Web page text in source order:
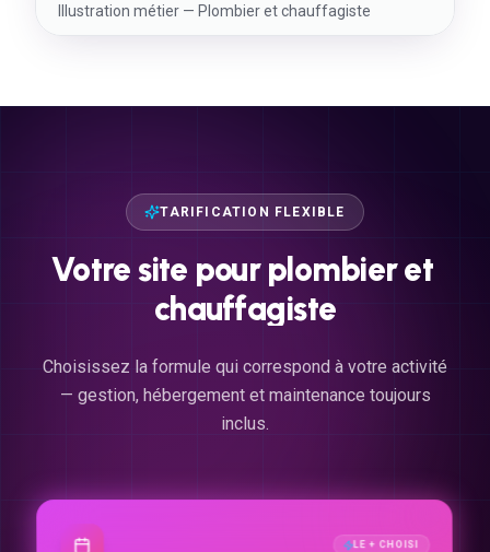
Illustration métier — Plombier et chauffagiste
TARIFICATION FLEXIBLE
Votre site pour plombieret
chauffagiste
Choisissez la formule qui correspond à votre activité
— gestion, hébergement et maintenance toujours
inclus.
LE + CHOISI